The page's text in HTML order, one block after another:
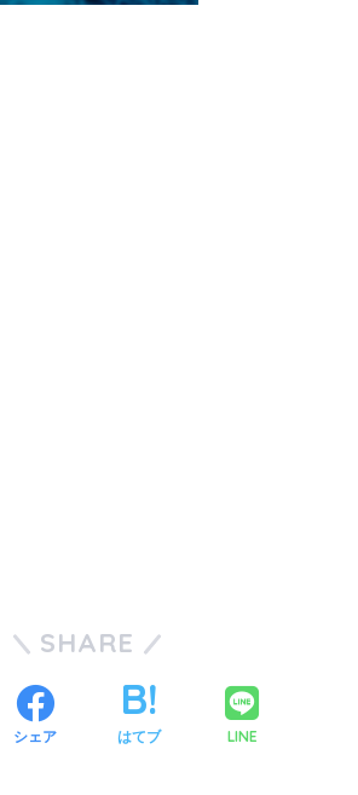
SHARE
シェア はてブ LINE